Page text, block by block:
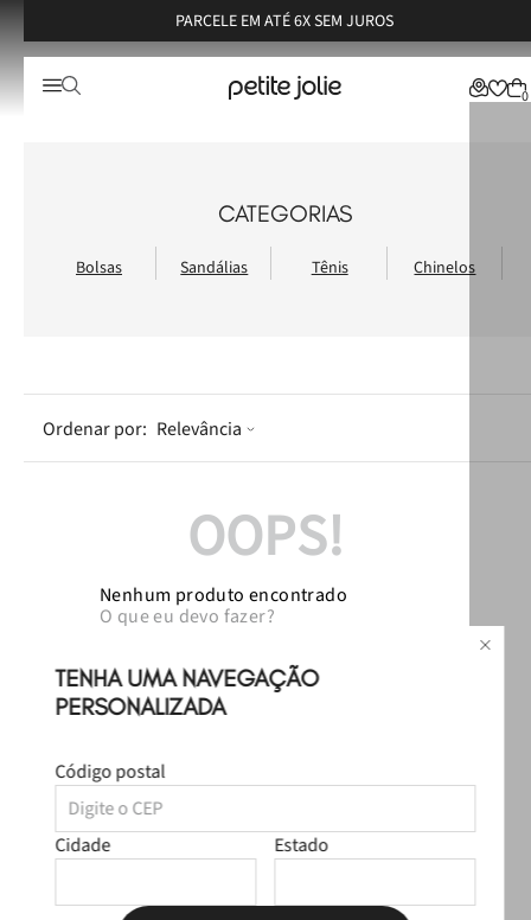
PARCELE EM ATÉ 6X SEM JUROS
TENHA UMA NAVEGAÇÃO
PERSONALIZADA
Código postal
Cidade Estado
0
CATEGORIAS
Relevância
OOPS!
Nenhum produto encontrado
O que eu devo fazer?
Tente utilizar uma única palavra.
Utilize termos genéricos na busca.
Tente utilizar sinônimos do termo
desejado.